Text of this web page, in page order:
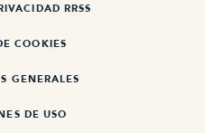
RRSS
COOKIES
GENERALES
DE USO